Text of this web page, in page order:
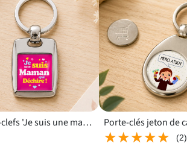
Porte-clefs 'Je suis une maman qui déchire' pour un anniversaire ou Noël
★★★★★
★★★★★ (2)